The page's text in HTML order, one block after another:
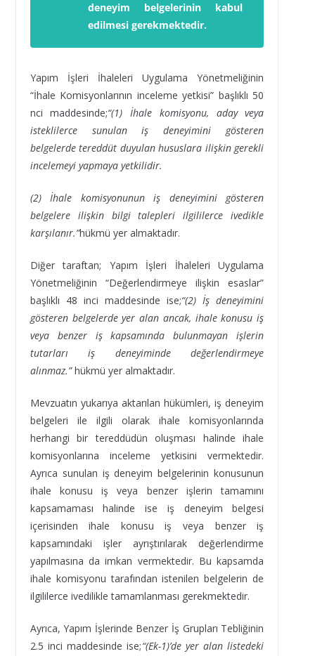
deneyim belgelerinin kabul
edilmesi gerekmektedir.
Yapım İşleri İhaleleri Uygulama Yönetmeliğinin
“İhale Komisyonlarının inceleme yetkisi” başlıklı 50
nci maddesinde;“(1) İhale komisyonu, aday veya
isteklilerce sunulan iş deneyimini gösteren
belgelerde tereddüt duyulan hususlara ilişkin gerekli
incelemeyi yapmaya yetkilidir.
(2) İhale komisyonunun iş deneyimini gösteren
belgelere ilişkin bilgi talepleri ilgililerce ivedikle
karşılanır.”hükmü yer almaktadır.
Diğer taraftan; Yapım İşleri İhaleleri Uygulama
Yönetmeliğinin “Değerlendirmeye ilişkin esaslar”
başlıklı 48 inci maddesinde ise;“(2) İş deneyimini
gösteren belgelerde yer alan ancak, ihale konusu iş
veya benzer iş kapsamında bulunmayan işlerin
tutarları iş deneyiminde değerlendirmeye
alınmaz.”hükmü yer almaktadır.
Mevzuatın yukarıya aktarılan hükümleri, iş deneyim
belgeleri ile ilgili olarak ihale komisyonlarında
herhangi bir tereddüdün oluşması halinde ihale
komisyonlarına inceleme yetkisini vermektedir.
Ayrıca sunulan iş deneyim belgelerinin konusunun
ihale konusu iş veya benzer işlerin tamamını
kapsamaması halinde ise iş deneyim belgesi
içerisinden ihale konusu iş veya benzer iş
kapsamındaki işler ayrıştırılarak değerlendirme
yapılmasına da imkan vermektedir. Bu kapsamda
ihale komisyonu tarafından istenilen belgelerin de
ilgililerce ivedilikle tamamlanması gerekmektedir.
Ayrıca, Yapım İşlerinde Benzer İş Grupları Tebliğinin
2.5 inci maddesinde ise;“(Ek-1)’de yer alan listedeki